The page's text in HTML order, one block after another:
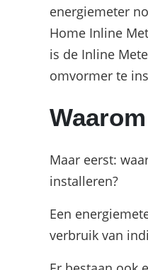
energiemeter
Home Inline
is de Inline
omvormer te
Maar eerst:
installeren?
Een
verbruik van